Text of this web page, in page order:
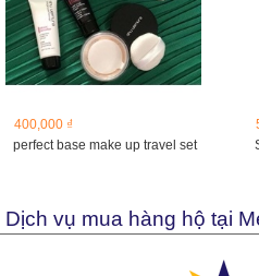
400,000 ₫
perfect base make up travel set
Dịch vụ mua hàng hộ tại